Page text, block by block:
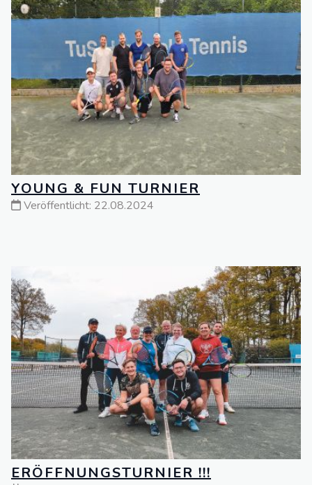
YOUNG & FUN TURNIER
Veröffentlicht: 22.08.2024
ERÖFFNUNGSTURNIER !!!